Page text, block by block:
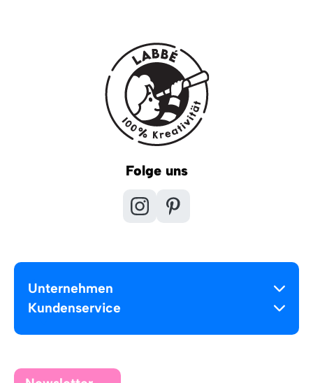
Folge uns
Unternehmen
Kundenservice